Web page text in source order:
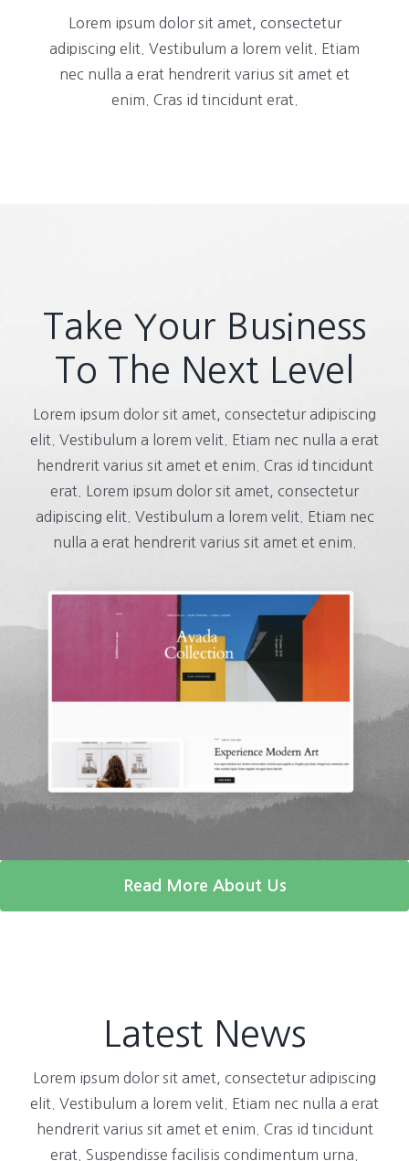
Lorem ipsum dolor sit amet, consectetur
adipiscing elit. Vestibulum a lorem velit. Etiam
nec nulla a erat hendrerit varius sit amet et
enim. Cras id tincidunt erat.
Take Your Business
To The Next Level
Lorem ipsum dolor sit amet, consectetur adipiscing
elit. Vestibulum a lorem velit. Etiam nec nulla a erat
hendrerit varius sit amet et enim. Cras id tincidunt
erat. Lorem ipsum dolor sit amet, consectetur
adipiscing elit. Vestibulum a lorem velit. Etiam nec
nulla a erat hendrerit varius sit amet et enim.
Read More About Us
Latest News
Lorem ipsum dolor sit amet, consectetur adipiscing
elit. Vestibulum a lorem velit. Etiam nec nulla a erat
hendrerit varius sit amet et enim. Cras id tincidunt
erat. Suspendisse facilisis condimentum urna.